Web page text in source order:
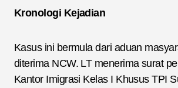
Kronologi Kejadian
Kasus ini bermula dari aduan
diterima NCW. LT menerima surat
Kantor Imigrasi Kelas I Khusus TPI